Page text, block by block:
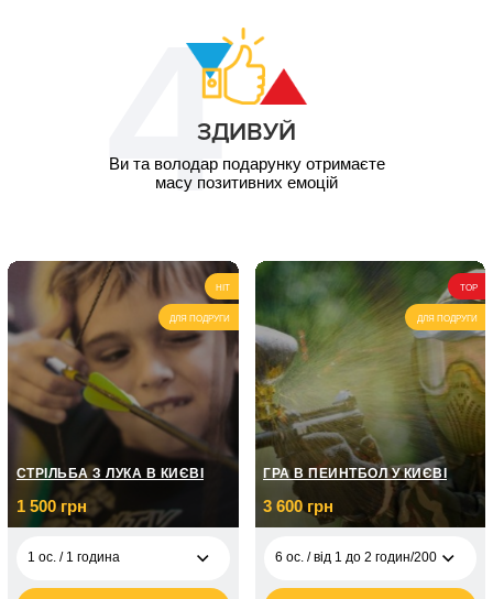
ЗДИВУЙ
Ви та володар подарунку отримаєте
масу позитивних емоцій
HIT
ДЛЯ ПОДРУГИ
СТРІЛЬБА З ЛУКА В КИЄВІ
1 500 грн
1 ос. / 1 година
TOP
ДЛЯ ПОДРУГИ
ГРА В ПЕЙНТБОЛ У КИЄВІ
3 600 грн
6 ос. / від 1 до 2 годин/200 куль